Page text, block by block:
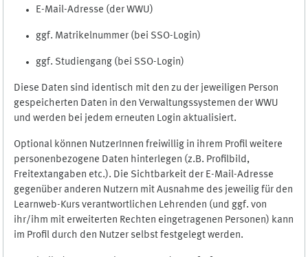
E-Mail-Adresse (der WWU)
ggf. Matrikelnummer (bei SSO-Login)
ggf. Studiengang (bei SSO-Login)
Diese Daten sind identisch mit den zu der jeweiligen Person
gespeicherten Daten in den Verwaltungssystemen der WWU
und werden bei jedem erneuten Login aktualisiert.
Optional können NutzerInnen freiwillig in ihrem Profil weitere
personenbezogene Daten hinterlegen (z.B. Profilbild,
Freitextangaben etc.). Die Sichtbarkeit der E-Mail-Adresse
gegenüber anderen Nutzern mit Ausnahme des jeweilig für den
Learnweb-Kurs verantwortlichen Lehrenden (und ggf. von
ihr/ihm mit erweiterten Rechten eingetragenen Personen) kann
im Profil durch den Nutzer selbst festgelegt werden.